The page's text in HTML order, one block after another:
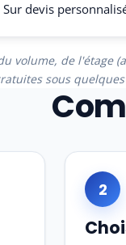
Sur devis
volume, de l'étage
sous
2